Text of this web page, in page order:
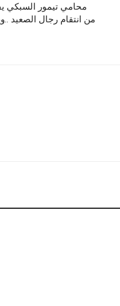
محامي تيمور السبكي
من انتقام رجال الصعيد